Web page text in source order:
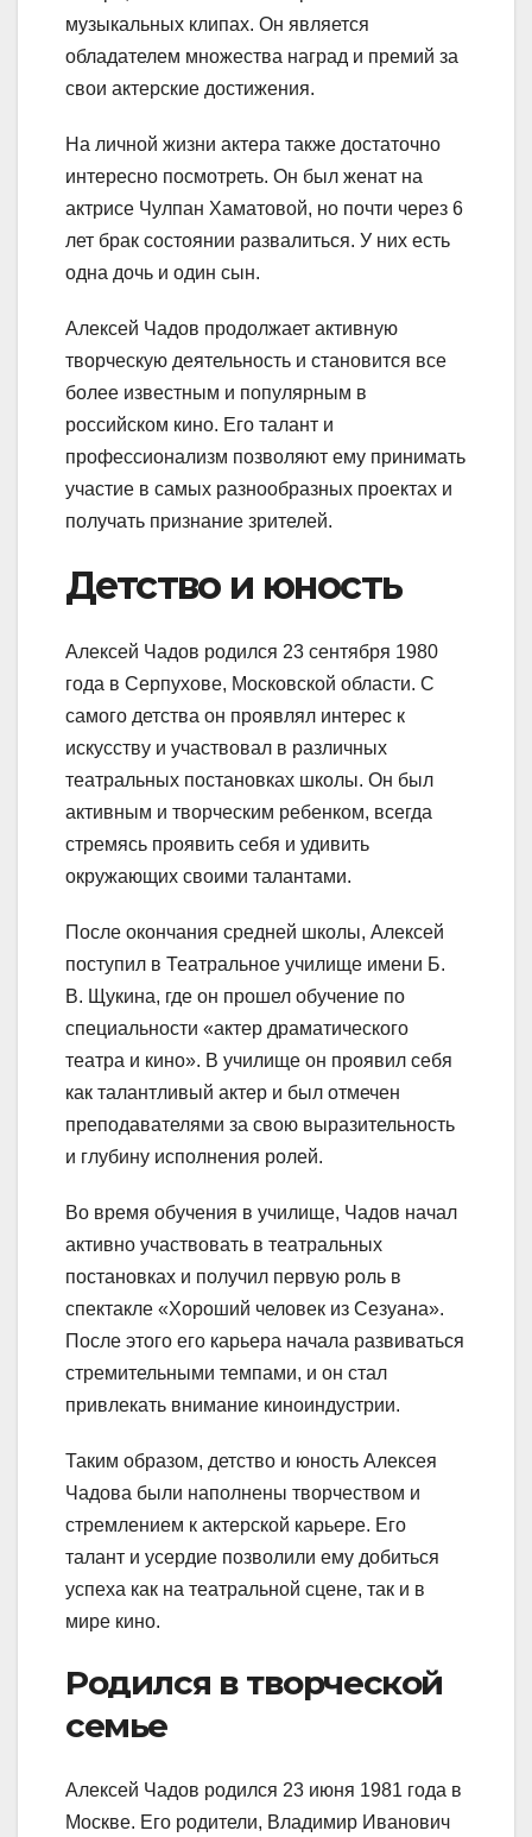
музыкальных клипах. Он является
обладателем множества наград и премий за
свои актерские достижения.
На личной жизни актера также достаточно
интересно посмотреть. Он был женат на
актрисе Чулпан Хаматовой, но почти через 6
лет брак состоянии развалиться. У них есть
одна дочь и один сын.
Алексей Чадов продолжает активную
творческую деятельность и становится все
более известным и популярным в
российском кино. Его талант и
профессионализм позволяют ему принимать
участие в самых разнообразных проектах и
получать признание зрителей.
Детство и юность
Алексей Чадов родился 23 сентября 1980
года в Серпухове, Московской области. С
самого детства он проявлял интерес к
искусству и участвовал в различных
театральных постановках школы. Он был
активным и творческим ребенком, всегда
стремясь проявить себя и удивить
окружающих своими талантами.
После окончания средней школы, Алексей
поступил в Театральное училище имени Б.
В. Щукина, где он прошел обучение по
специальности «актер драматического
театра и кино». В училище он проявил себя
как талантливый актер и был отмечен
преподавателями за свою выразительность
и глубину исполнения ролей.
Во время обучения в училище, Чадов начал
активно участвовать в театральных
постановках и получил первую роль в
спектакле «Хороший человек из Сезуана».
После этого его карьера начала развиваться
стремительными темпами, и он стал
привлекать внимание киноиндустрии.
Таким образом, детство и юность Алексея
Чадова были наполнены творчеством и
стремлением к актерской карьере. Его
талант и усердие позволили ему добиться
успеха как на театральной сцене, так и в
мире кино.
Родился в творческой
семье
Алексей Чадов родился 23 июня 1981 года в
Москве. Его родители, Владимир Иванович